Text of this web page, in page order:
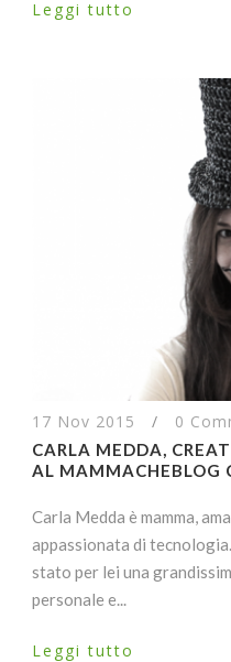
Leggi tutto
17 Nov 2015 / 0
CARLA MEDDA,
AL MAMMACHEBLOG
Carla Medda è mamma,
appassionata di tecnologia.
stato per lei una
personale e...
Leggi tutto